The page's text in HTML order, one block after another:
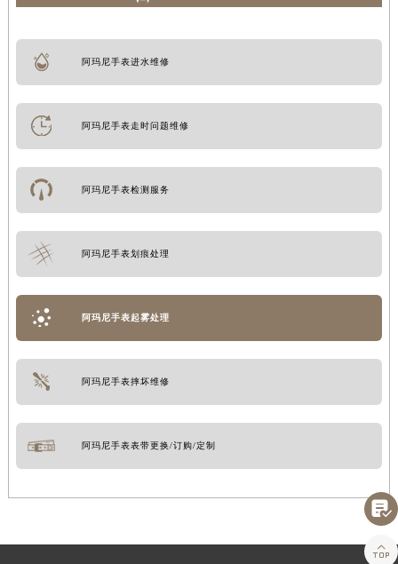
阿玛尼手表进水维修
阿玛尼手表走时问题维修
阿玛尼手表检测服务
阿玛尼手表划痕处理
阿玛尼手表起雾处理
阿玛尼手表摔坏维修
阿玛尼手表表带更换/订购/定制

